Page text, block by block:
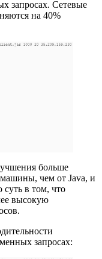
запросах. Сетевые
на 40%
больше
машины, чем от Java, и
в том, что
высокую
запросах: